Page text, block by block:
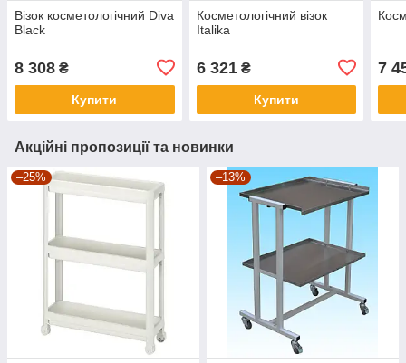
Візок косметологічний Diva
Black
8 308 ₴
Купити
Косметологічний візок
Italika
6 321₴
Купити
7
Акційні пропозиції та новинки
–25% –13%